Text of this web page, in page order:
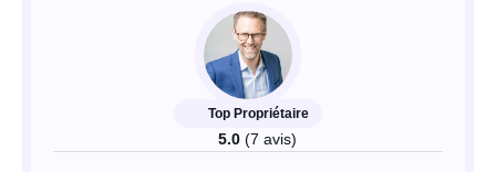
Top Propriétaire
5.0 (7 avis)